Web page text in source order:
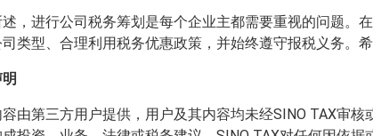
，进行公司税务筹划是每个企业主都需要重视的问题。
类型、合理利用税务优惠政策，并始终遵守报税义务。
由第三方用户提供，用户及其内容均未经SINO TAX审